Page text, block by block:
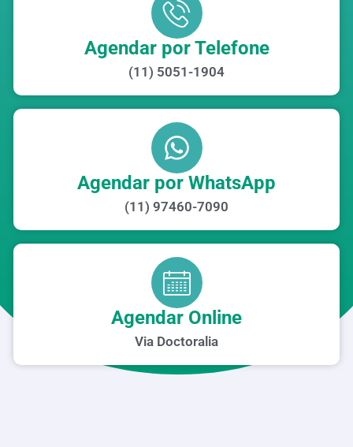
Agendar por Telefone
(11) 5051-1904
Agendar por WhatsApp
(11) 97460-7090
Agendar Online
Via Doctoralia